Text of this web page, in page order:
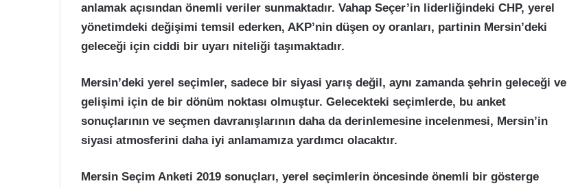
anlamak açısından önemli veriler sunmaktadır. Vahap Seçer’in liderliğindeki CHP, yerel
yönetimdeki değişimi temsil ederken, AKP’nin düşen oy oranları, partinin Mersin’deki
geleceği için ciddi bir uyarı niteliği taşımaktadır.
Mersin’deki yerel seçimler, sadece bir siyasi yarış değil, aynı zamanda şehrin geleceği ve
gelişimi için de bir dönüm noktası olmuştur. Gelecekteki seçimlerde, bu anket
sonuçlarının ve seçmen davranışlarının daha da derinlemesine incelenmesi, Mersin’in
siyasi atmosferini daha iyi anlamamıza yardımcı olacaktır.
Mersin Seçim Anketi 2019 sonuçları, yerel seçimlerin öncesinde önemli bir gösterge